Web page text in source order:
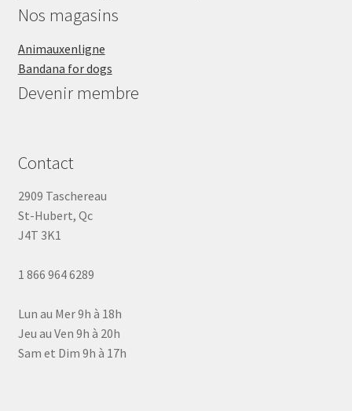
Nos magasins
Animauxenligne
Bandana for dogs
Devenir membre
Contact
2909 Taschereau
St-Hubert, Qc
J4T 3K1
1 866 964 6289
Lun au Mer 9h à 18h
Jeu au Ven 9h à 20h
Sam et Dim 9h à 17h